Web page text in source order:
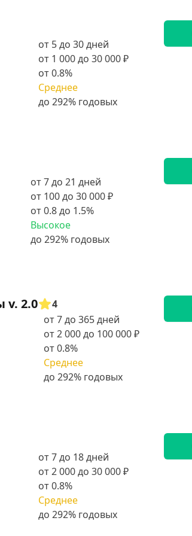
от 5 до 30 дней
от 1 000 до 30 000 ₽
от 0.8%
Среднее
от 7 до 21 дней
от 100 до 30 000 ₽
от 0.8 до 1.5%
Высокое
v. 2.0
4
от 7 до 365 дней
от 2 000 до 100 000 ₽
от 0.8%
Среднее
от 7 до 18 дней
от 2 000 до 30 000 ₽
от 0.8%
Среднее